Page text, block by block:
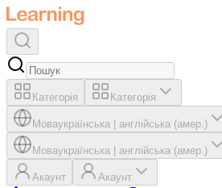
Категорія Категорія
Моваукраїнська англійська (амер.)
Моваукраїнська англійська (амер.)
Акаунт Акаунт